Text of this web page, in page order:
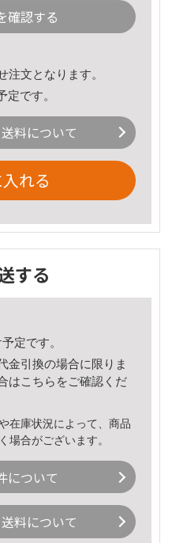
確認する
注文となります。
定です。
料について
れる
する
定です。
金引換の場合に限りま
はこちら をご確認くだ
在庫状況によって、商品
場合がございます。
について
料について